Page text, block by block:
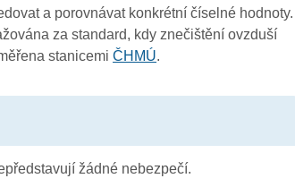
4
3
a porovnávat konkrétní číselné hodnoty.
za standard, kdy znečištění ovzduší
stanicemiČHMÚ.
žádné nebezpečí.